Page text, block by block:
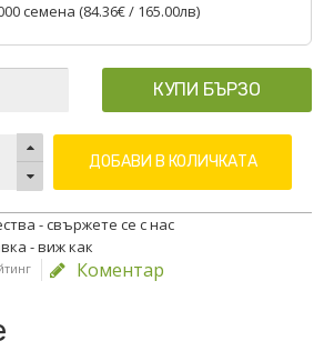
семена (84.36€/ 165.00лв)
КУПИ БЪРЗО
ДОБАВИ В КОЛИЧКАТА
- свържете се с нас
- виж как
Коментар